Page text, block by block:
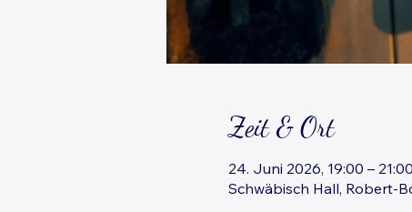
Zeit & Ort
24. Juni 2026, 19:00 – 21:00
Schwäbisch Hall, Robert-